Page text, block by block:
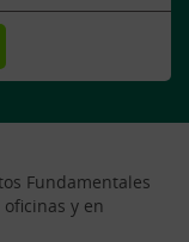
Fundamentales
y en